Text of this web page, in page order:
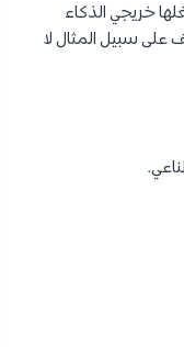
خريجي الذكاء
سبيل المثال لا